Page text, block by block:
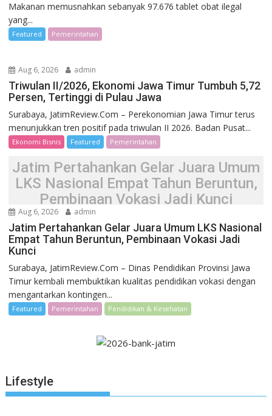
Makanan memusnahkan sebanyak 97.676 tablet obat ilegal
yang...
Featured Pemerintahan
Aug 6, 2026 admin
Triwulan II/2026, Ekonomi Jawa Timur Tumbuh 5,72
Persen, Tertinggi di Pulau Jawa
Surabaya, JatimReview.Com – Perekonomian Jawa Timur terus
menunjukkan tren positif pada triwulan II 2026. Badan Pusat...
Ekonomi Bisnis Featured Pemerintahan
Jatim Pertahankan Gelar Juara Umum
LKS Nasional Empat Tahun Beruntun,
Pembinaan Vokasi Jadi Kunci
Aug 6, 2026 admin
Jatim Pertahankan Gelar Juara Umum LKS Nasional
Empat Tahun Beruntun, Pembinaan Vokasi Jadi
Kunci
Surabaya, JatimReview.Com – Dinas Pendidikan Provinsi Jawa
Timur kembali membuktikan kualitas pendidikan vokasi dengan
mengantarkan kontingen...
Featured Pemerintahan Pendidikan & Kesehatan
Lifestyle